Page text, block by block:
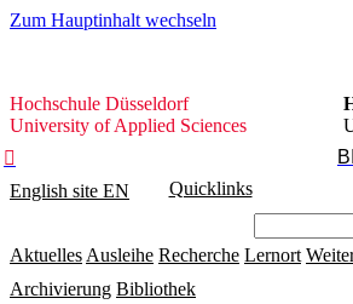
Zum Hauptinhalt wechseln
Hochschule
Düsseldorf
Hochschule Düsseldorf
University of Applied Sciences

English site EN Quicklinks
Aktuelles Ausleihe Recherche Lernort
Archivierung Bibliothek